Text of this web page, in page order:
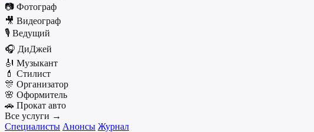
📷 Фотограф
🎥 Видеограф
🎙️ Ведущий
🎧 ДиДжей
🎻 Музыкант
💄 Стилист
🎊 Организатор
🌸 Оформитель
🚗 Прокат авто
Все услуги →
Специалисты Анонсы Журнал